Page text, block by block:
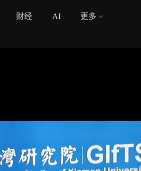
财经 AI 更多